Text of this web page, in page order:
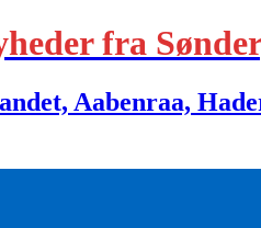
fra
Aabenraa,